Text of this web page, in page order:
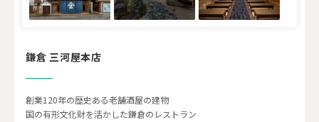
鎌倉 三河屋本店
創業120年の歴史ある老舗酒屋の建物
国の有形文化財を活かした鎌倉のレストラン